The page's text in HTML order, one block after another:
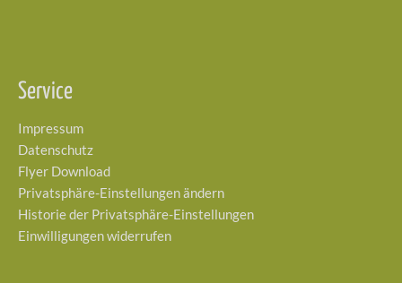
Service
Impressum
Datenschutz
Flyer Download
Privatsphäre-Einstellungen ändern
Historie der Privatsphäre-Einstellungen
Einwilligungen widerrufen